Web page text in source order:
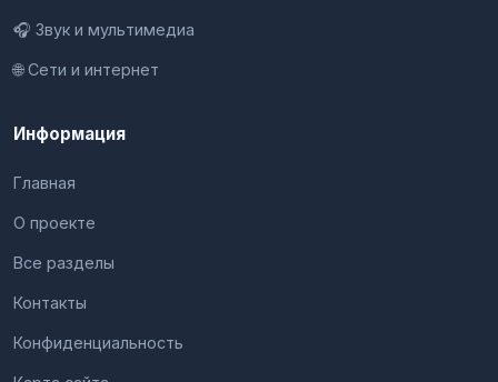
🎧 Звук и мультимедиа
🌐 Сети и интернет
Информация
Главная
О проекте
Все разделы
Контакты
Конфиденциальность